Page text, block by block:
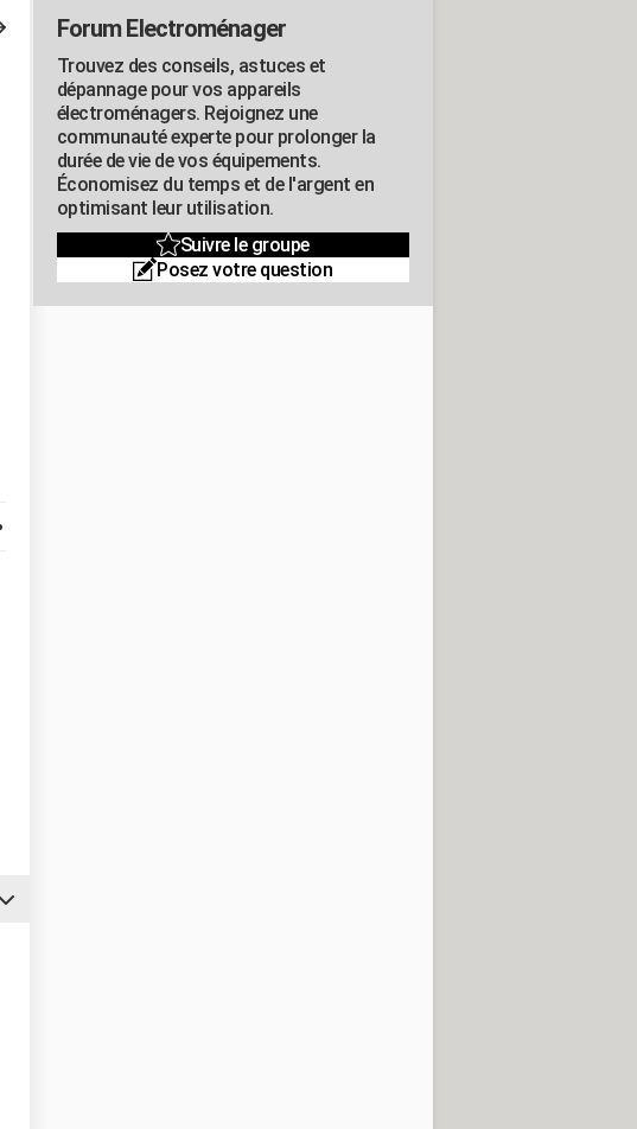
Forum Electroménager
Trouvez des conseils, astuces et
dépannage pour vos appareils
électroménagers. Rejoignez une
communauté experte pour prolonger la
durée de vie de vos équipements.
Économisez du temps et de l'argent en
optimisant leur utilisation.
Suivre le groupe
Posez votre question